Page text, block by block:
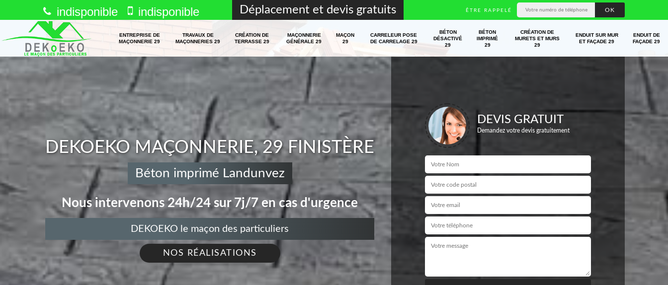
indisponible indisponible Déplacement et devis gratuits ÊTRE RAPPELÉ
ENTREPRISE DE
MAÇONNERIE 29
TRAVAUX DE
MAÇONNERIES 29
CRÉATION DE
TERRASSE 29
MAÇONNERIE
GÉNÉRALE 29
MAÇON
29
CARRELEUR POSE
DE CARRELAGE 29
BÉTON
DÉSACTIVÉ
29
BÉTON
IMPRIMÉ
29
CRÉATION DE
MURETS ET MURS
29
ENDUIT SUR MUR
ET FAÇADE 29
ENDUIT DE
FAÇADE 29
DEKOEKO MAÇONNERIE, 29 FINISTÈRE
Béton imprimé Landunvez
Nous intervenons 24h/24 sur 7j/7 en cas d'urgence
DEKOEKO le maçon des particuliers
NOS RÉALISATIONS
DEVIS GRATUIT
Demandez votre devis gratuitement